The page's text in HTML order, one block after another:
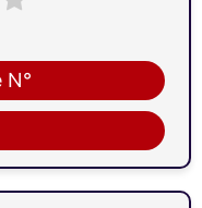
N°